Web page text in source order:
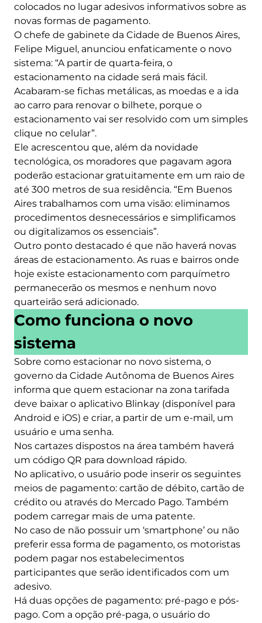
colocados no lugar adesivos informativos sobre as
novas formas de pagamento.
O chefe de gabinete da Cidade de Buenos Aires,
Felipe Miguel, anunciou enfaticamente o novo
sistema: “A partir de quarta-feira, o
estacionamento na cidade será mais fácil.
Acabaram-se fichas metálicas, as moedas e a ida
ao carro para renovar o bilhete, porque o
estacionamento vai ser resolvido com um simples
clique no celular”.
Ele acrescentou que, além da novidade
tecnológica, os moradores que pagavam agora
poderão estacionar gratuitamente em um raio de
até 300 metros de sua residência. “Em Buenos
Aires trabalhamos com uma visão: eliminamos
procedimentos desnecessários e simplificamos
ou digitalizamos os essenciais”.
Outro ponto destacado é que não haverá novas
áreas de estacionamento. As ruas e bairros onde
hoje existe estacionamento com parquímetro
permanecerão os mesmos e nenhum novo
quarteirão será adicionado.
Como funciona o novo
sistema
Sobre como estacionar no novo sistema, o
governo da Cidade Autônoma de Buenos Aires
informa que quem estacionar na zona tarifada
deve baixar o aplicativo Blinkay (disponível para
Android e iOS) e criar, a partir de um e-mail, um
usuário e uma senha.
Nos cartazes dispostos na área também haverá
um código QR para download rápido.
No aplicativo, o usuário pode inserir os seguintes
meios de pagamento: cartão de débito, cartão de
crédito ou através do Mercado Pago. Também
podem carregar mais de uma patente.
No caso de não possuir um ‘smartphone’ ou não
preferir essa forma de pagamento, os motoristas
podem pagar nos estabelecimentos
participantes que serão identificados com um
adesivo.
Há duas opções de pagamento: pré-pago e pós-
pago. Com a opção pré-paga, o usuário do